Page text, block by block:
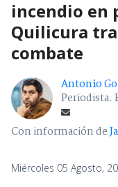
incendio en
Quilicura
combate
Antonio
Periodista.
Con información de
Miércoles 05 Agosto,